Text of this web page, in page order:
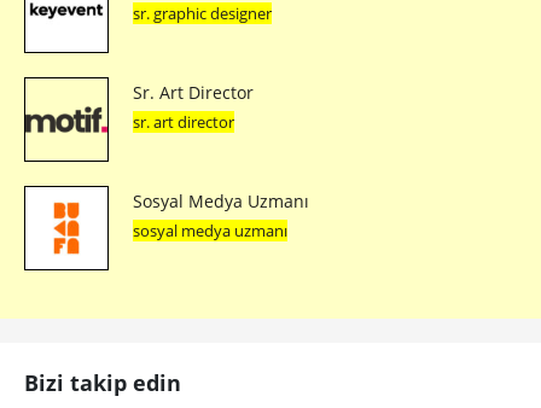
sr. graphic designer
Sr. Art Director
sr. art director
Sosyal Medya Uzmanı
sosyal medya uzmanı
Bizi takip edin